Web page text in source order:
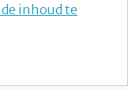
inhoud te